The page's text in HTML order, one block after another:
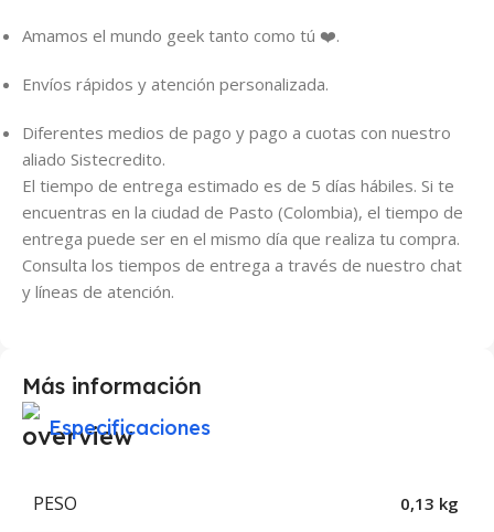
Amamos el mundo geek tanto como tú ❤️.
Envíos rápidos y atención personalizada.
Diferentes medios de pago y pago a cuotas con nuestro
aliado Sistecredito.
El tiempo de entrega estimado es de 5 días hábiles. Si te
encuentras en la ciudad de Pasto (Colombia), el tiempo de
entrega puede ser en el mismo día que realiza tu compra.
Consulta los tiempos de entrega a través de nuestro chat
y líneas de atención.
Más información
Especificaciones
PESO 0,13 kg